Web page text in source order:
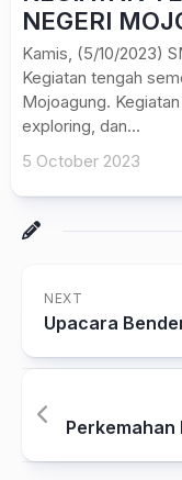
NEGERI
Kamis, (5/10/2023)
Kegiatan tengah
Mojoagung.
exploring, dan...
5 October 2023
NEXT
Upacara
Perkemahan